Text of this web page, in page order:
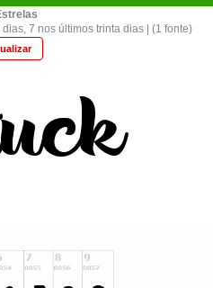
7 nos últimos trinta dias | (1 fonte)